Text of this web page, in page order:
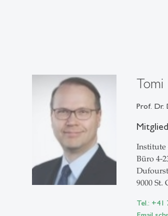
Tomi
Prof. Dr.
Mitglied
Institute
Büro 4-
9000 St.
Tel.: +41